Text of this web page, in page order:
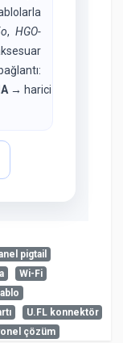
,HGO-
→ harici
siz
pigtail
Wi-Fi
U.FL konnektör
çözüm